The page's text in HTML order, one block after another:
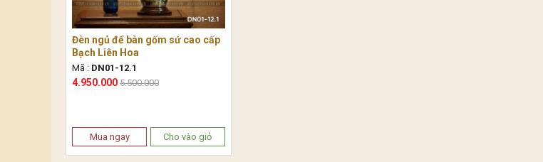
Đèn ngủ để bàn gốm sứ cao cấp
Bạch Liên Hoa
Mã : DN01-12.1
4.950.000 5.500.000
Mua ngay Cho vào giỏ